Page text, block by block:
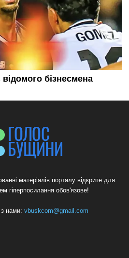
матеріалів порталу відкрите для
гіперпосилання обов'язове!
з нами: vbuskcom@gmail.com